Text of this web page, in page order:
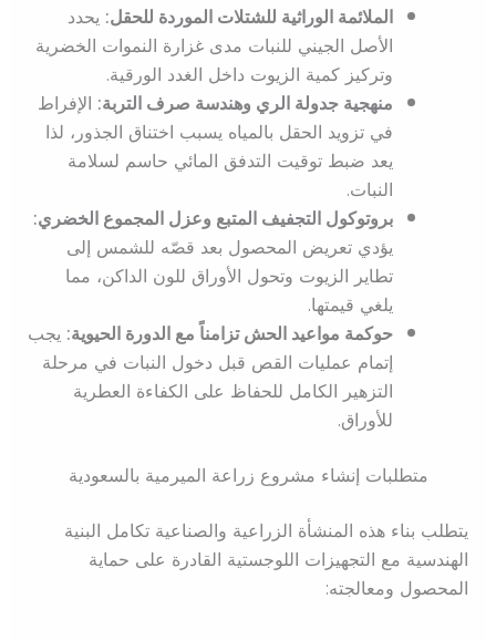
الملائمة الوراثية للشتلات الموردة للحقل:يحدد
الأصل الجيني للنبات مدى غزارة النموات الخضرية
وتركيز كمية الزيوت داخل الغدد الورقية.
منهجية جدولة الري وهندسة صرف التربة:الإفراط
في تزويد الحقل بالمياه يسبب اختناق الجذور، لذا
يعد ضبط توقيت التدفق المائي حاسم لسلامة
النبات.
بروتوكول التجفيف المتبع وعزل المجموع الخضري:
يؤدي تعريض المحصول بعد قصّه للشمس إلى
تطاير الزيوت وتحول الأوراق للون الداكن، مما
يلغي قيمتها.
حوكمة مواعيد الحش تزامناً مع الدورة الحيوية:يجب
إتمام عمليات القص قبل دخول النبات في مرحلة
التزهير الكامل للحفاظ على الكفاءة العطرية
للأوراق.
متطلبات إنشاء مشروع زراعة الميرمية بالسعودية
يتطلب بناء هذه المنشأة الزراعية والصناعية تكامل البنية
الهندسية مع التجهيزات اللوجستية القادرة على حماية
المحصول ومعالجته: